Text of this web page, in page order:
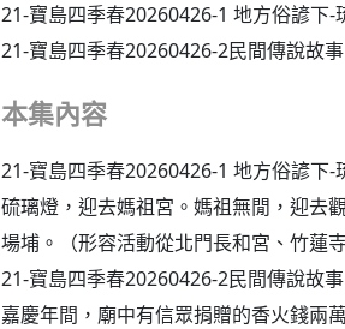
21-寶島四季春20260426-1 地方俗諺下-
21-寶島四季春20260426-2民間傳說故
本集內容
21-寶島四季春20260426-1 地方俗諺下-
硫璃燈，迎去媽祖宮。媽祖無閒，迎去
場埔。（形容活動從北門長和宮、竹蓮
21-寶島四季春20260426-2民間傳說故
嘉慶年間，廟中有信眾捐贈的香火錢兩